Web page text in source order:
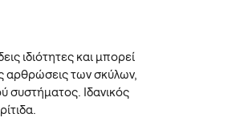
ιδιότητες και μπορεί
αρθρώσεις των σκύλων,
συστήματος. Ιδανικός